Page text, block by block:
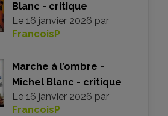
Blanc - critique
Le 16 janvier 2026 par
FrancoisP
Marche à l’ombre -
Michel Blanc - critique
Le 16 janvier 2026 par
FrancoisP